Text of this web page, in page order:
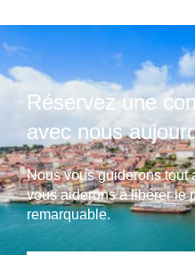
Réservez une
avec nous
Nous vous guiderons tout
vous aiderons à libérer le
remarquable.